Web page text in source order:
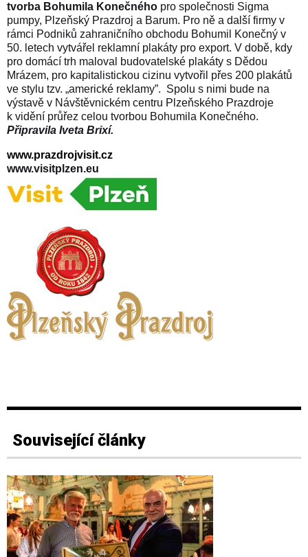
tvorba Bohumila Konečného pro společnosti Sigma
pumpy, Plzeňský Prazdroj a Barum. Pro ně a další firmy v
rámci Podniků zahraničního obchodu Bohumil Konečný v
50. letech vytvářel reklamní plakáty pro export. V době, kdy
pro domácí trh maloval budovatelské plakáty s Dědou
Mrázem, pro kapitalistickou cizinu vytvořil přes 200 plakátů
ve stylu tzv. „americké reklamy”. Spolu s nimi bude na
výstavě v Návštěvnickém centru Plzeňského Prazdroje
k vidění průřez celou tvorbou Bohumila Konečného.
Připravila Iveta Brixí.
www.prazdrojvisit.cz
www.visitplzen.eu
Související články